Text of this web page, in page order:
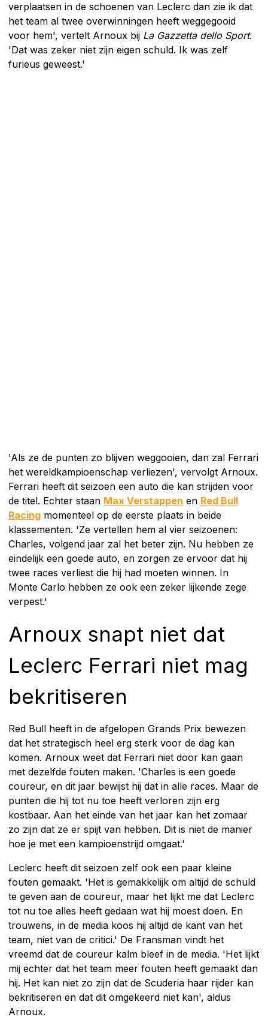
verplaatsen in de schoenen van Leclerc dan zie ik dat
het team al twee overwinningen heeft weggegooid
voor hem', vertelt Arnoux bij La Gazzetta dello Sport.
'Dat was zeker niet zijn eigen schuld. Ik was zelf
furieus geweest.'
'Als ze de punten zo blijven weggooien, dan zal Ferrari
het wereldkampioenschap verliezen', vervolgt Arnoux.
Ferrari heeft dit seizoen een auto die kan strijden voor
de titel. Echter staan Max Verstappen en Red Bull
Racing momenteel op de eerste plaats in beide
klassementen. 'Ze vertellen hem al vier seizoenen:
Charles, volgend jaar zal het beter zijn. Nu hebben ze
eindelijk een goede auto, en zorgen ze ervoor dat hij
twee races verliest die hij had moeten winnen. In
Monte Carlo hebben ze ook een zeker lijkende zege
verpest.'
Arnoux snapt niet dat
Leclerc Ferrari niet mag
bekritiseren
Red Bull heeft in de afgelopen Grands Prix bewezen
dat het strategisch heel erg sterk voor de dag kan
komen. Arnoux weet dat Ferrari niet door kan gaan
met dezelfde fouten maken. 'Charles is een goede
coureur, en dit jaar bewijst hij dat in alle races. Maar de
punten die hij tot nu toe heeft verloren zijn erg
kostbaar. Aan het einde van het jaar kan het zomaar
zo zijn dat ze er spijt van hebben. Dit is niet de manier
hoe je met een kampioenstrijd omgaat.'
Leclerc heeft dit seizoen zelf ook een paar kleine
fouten gemaakt. 'Het is gemakkelijk om altijd de schuld
te geven aan de coureur, maar het lijkt me dat Leclerc
tot nu toe alles heeft gedaan wat hij moest doen. En
trouwens, in de media koos hij altijd de kant van het
team, niet van de critici.' De Fransman vindt het
vreemd dat de coureur kalm bleef in de media. 'Het lijkt
mij echter dat het team meer fouten heeft gemaakt dan
hij. Het kan niet zo zijn dat de Scuderia haar rijder kan
bekritiseren en dat dit omgekeerd niet kan', aldus
Arnoux.